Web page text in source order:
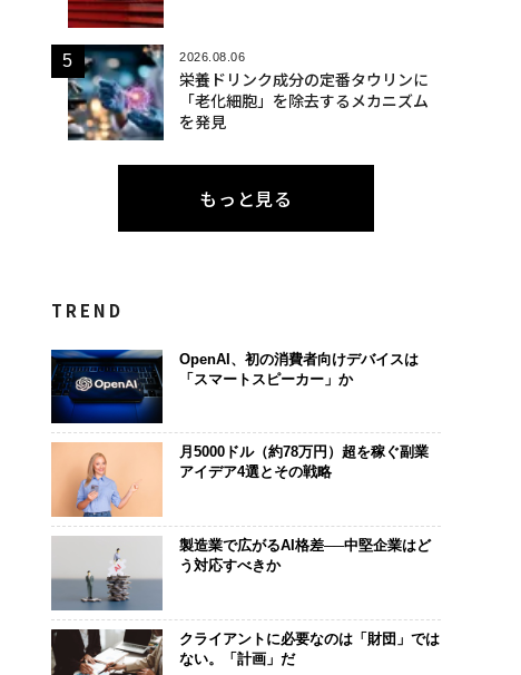
2026.08.06
栄養ドリンク成分の定番タウリンに
「老化細胞」を除去するメカニズム
を発見
もっと見る
TREND
OpenAI、初の消費者向けデバイスは
「スマートスピーカー」か
月5000ドル（約78万円）超を稼ぐ副業
アイデア4選とその戦略
製造業で広がるAI格差──中堅企業はど
う対応すべきか
クライアントに必要なのは「財団」では
ない。「計画」だ